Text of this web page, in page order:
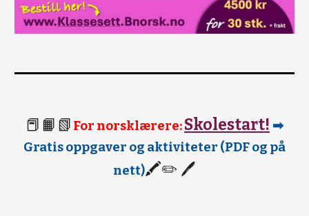
📕📙📗 For norsklærere:Skolestart! ➡
Gratis oppgaver og aktiviteter (PDF og på
nett)🖍✏️ 🖊